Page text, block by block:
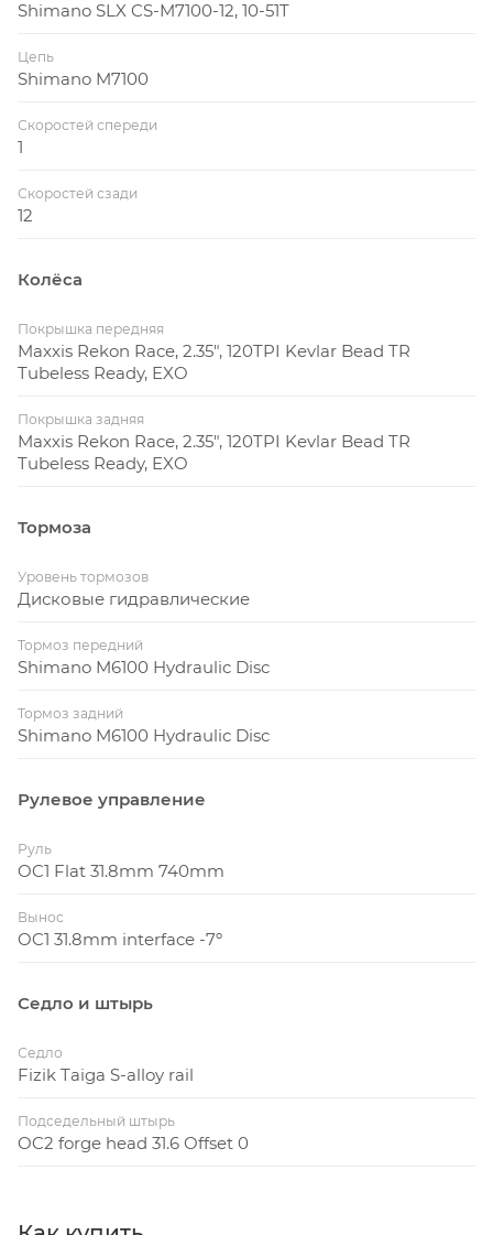
Shimano SLX CS-M7100-12, 10-51T
Цепь
Shimano M7100
Скоростей спереди
1
Скоростей сзади
12
Колёса
Покрышка передняя
Maxxis Rekon Race, 2.35", 120TPI Kevlar Bead TR
Tubeless Ready, EXO
Покрышка задняя
Maxxis Rekon Race, 2.35", 120TPI Kevlar Bead TR
Tubeless Ready, EXO
Тормоза
Уровень тормозов
Дисковые гидравлические
Тормоз передний
Shimano M6100 Hydraulic Disc
Тормоз задний
Shimano M6100 Hydraulic Disc
Рулевое управление
Руль
OC1 Flat 31.8mm 740mm
Вынос
OC1 31.8mm interface -7º
Седло и штырь
Седло
Fizik Taiga S-alloy rail
Подседельный штырь
OC2 forge head 31.6 Offset 0